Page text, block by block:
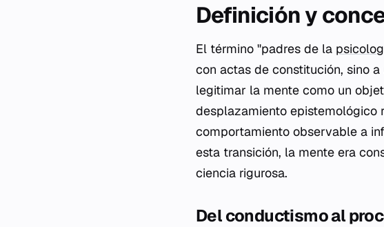
Definición y
El término "padres de la
con actas de constitución, sino
legitimar la mente como un
desplazamiento epistemológico
comportamiento observable a
esta transición, la mente era
ciencia rigurosa.
Del conductismo al